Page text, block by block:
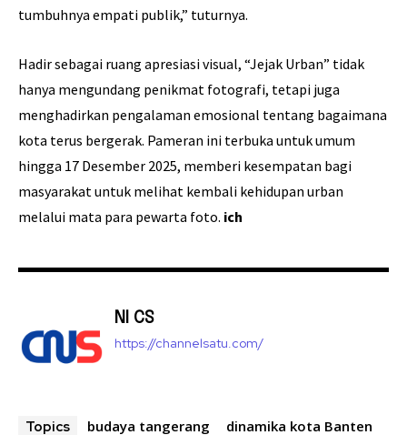
tumbuhnya empati publik,” tuturnya.
Hadir sebagai ruang apresiasi visual, “Jejak Urban” tidak
hanya mengundang penikmat fotografi, tetapi juga
menghadirkan pengalaman emosional tentang bagaimana
kota terus bergerak. Pameran ini terbuka untuk umum
hingga 17 Desember 2025, memberi kesempatan bagi
masyarakat untuk melihat kembali kehidupan urban
melalui mata para pewarta foto. ich
NI CS
https://channelsatu.com/
Topics budaya tangerang
dinamika kota Banten